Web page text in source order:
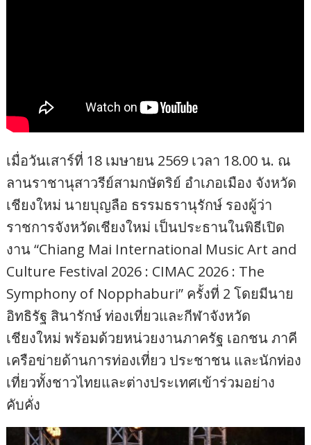
เมื่อวันเสาร์ที่ 18 เมษายน 2569 เวลา 18.00 น. ณ
ลานราชานุสาวรีย์สามกษัตริย์ อำเภอเมือง จังหวัด
เชียงใหม่ นายบุญลือ ธรรมธรานุรักษ์ รองผู้ว่า
ราชการจังหวัดเชียงใหม่ เป็นประธานในพิธีเปิด
งาน “Chiang Mai International Music Art and
Culture Festival 2026 : CIMAC 2026 : The
Symphony of Nopphaburi” ครั้งที่ 2 โดยมีนาย
อิทธิรัฐ สินารักษ์ ท่องเที่ยวและกีฬาจังหวัด
เชียงใหม่ พร้อมด้วยหน่วยงานภาครัฐ เอกชน ภาคี
เครือข่ายด้านการท่องเที่ยว ประชาชน และนักท่อง
เที่ยวทั้งชาวไทยและต่างประเทศเข้าร่วมอย่าง
คับคั่ง